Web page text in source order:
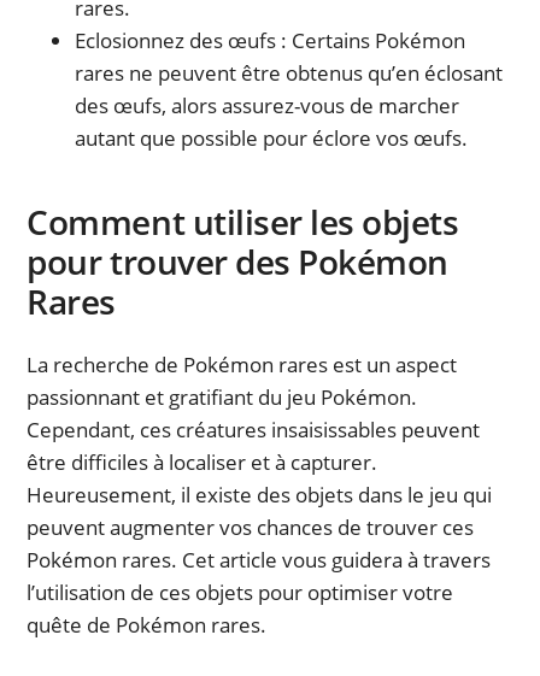
rares.
Eclosionnez des œufs : Certains Pokémon
rares ne peuvent être obtenus qu’en éclosant
des œufs, alors assurez-vous de marcher
autant que possible pour éclore vos œufs.
Comment utiliser les objets
pour trouver des Pokémon
Rares
La recherche de Pokémon rares est un aspect
passionnant et gratifiant du jeu Pokémon.
Cependant, ces créatures insaisissables peuvent
être difficiles à localiser et à capturer.
Heureusement, il existe des objets dans le jeu qui
peuvent augmenter vos chances de trouver ces
Pokémon rares. Cet article vous guidera à travers
l’utilisation de ces objets pour optimiser votre
quête de Pokémon rares.